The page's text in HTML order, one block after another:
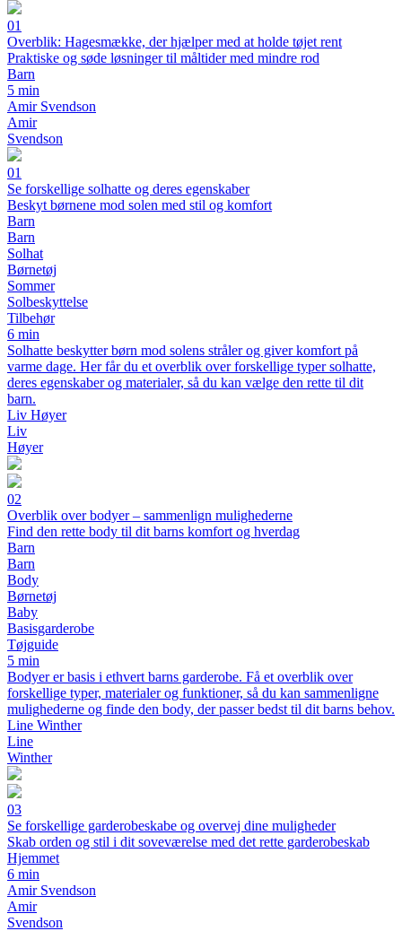
01
Overblik: Hagesmække, der hjælper med at holde tøjet rent
Praktiske og søde løsninger til måltider med mindre rod
Barn
5 min
Amir Svendson
Amir
Svendson
01
Se forskellige solhatte og deres egenskaber
Beskyt børnene mod solen med stil og komfort
Barn
Barn
Solhat
Børnetøj
Sommer
Solbeskyttelse
Tilbehør
6 min
Solhatte beskytter børn mod solens stråler og giver komfort på
varme dage. Her får du et overblik over forskellige typer solhatte,
deres egenskaber og materialer, så du kan vælge den rette til dit
barn.
Liv Høyer
Liv
Høyer
02
Overblik over bodyer – sammenlign mulighederne
Find den rette body til dit barns komfort og hverdag
Barn
Barn
Body
Børnetøj
Baby
Basisgarderobe
Tøjguide
5 min
Bodyer er basis i ethvert barns garderobe. Få et overblik over
forskellige typer, materialer og funktioner, så du kan sammenligne
mulighederne og finde den body, der passer bedst til dit barns behov.
Line Winther
Line
Winther
03
Se forskellige garderobeskabe og overvej dine muligheder
Skab orden og stil i dit soveværelse med det rette garderobeskab
Hjemmet
6 min
Amir Svendson
Amir
Svendson